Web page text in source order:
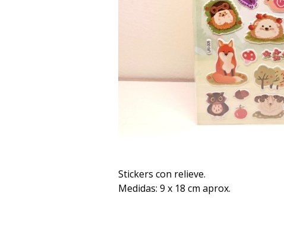
Stickers con relieve.
Medidas: 9 x 18 cm aprox.